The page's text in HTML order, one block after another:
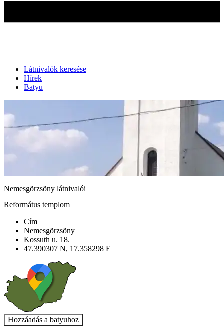
Látnivalók keresése
Hírek
Batyu
Nemesgörzsöny látnivalói
Református templom
Cím
Nemesgörzsöny
Kossuth u. 18.
47.390307 N, 17.358298 E